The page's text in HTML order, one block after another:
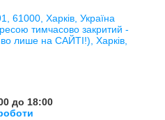
61000, Харків, Україна
тимчасово закритий -
лише на САЙТІ!), Харків,
до 18:00